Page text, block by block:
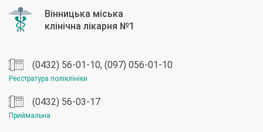
(0432) 56-01-10, (097) 056-01-10
Реєстратура поліклініки
(0432) 56-03-17
Приймальна